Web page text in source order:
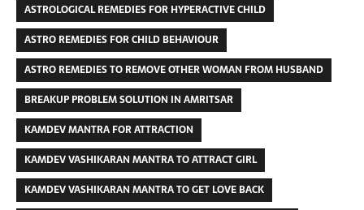
ASTROLOGICAL REMEDIES FOR HYPERACTIVE CHILD
ASTRO REMEDIES FOR CHILD BEHAVIOUR
ASTRO REMEDIES TO REMOVE OTHER WOMAN FROM HUSBAND
BREAKUP PROBLEM SOLUTION IN AMRITSAR
KAMDEV MANTRA FOR ATTRACTION
KAMDEV VASHIKARAN MANTRA TO ATTRACT GIRL
KAMDEV VASHIKARAN MANTRA TO GET LOVE BACK